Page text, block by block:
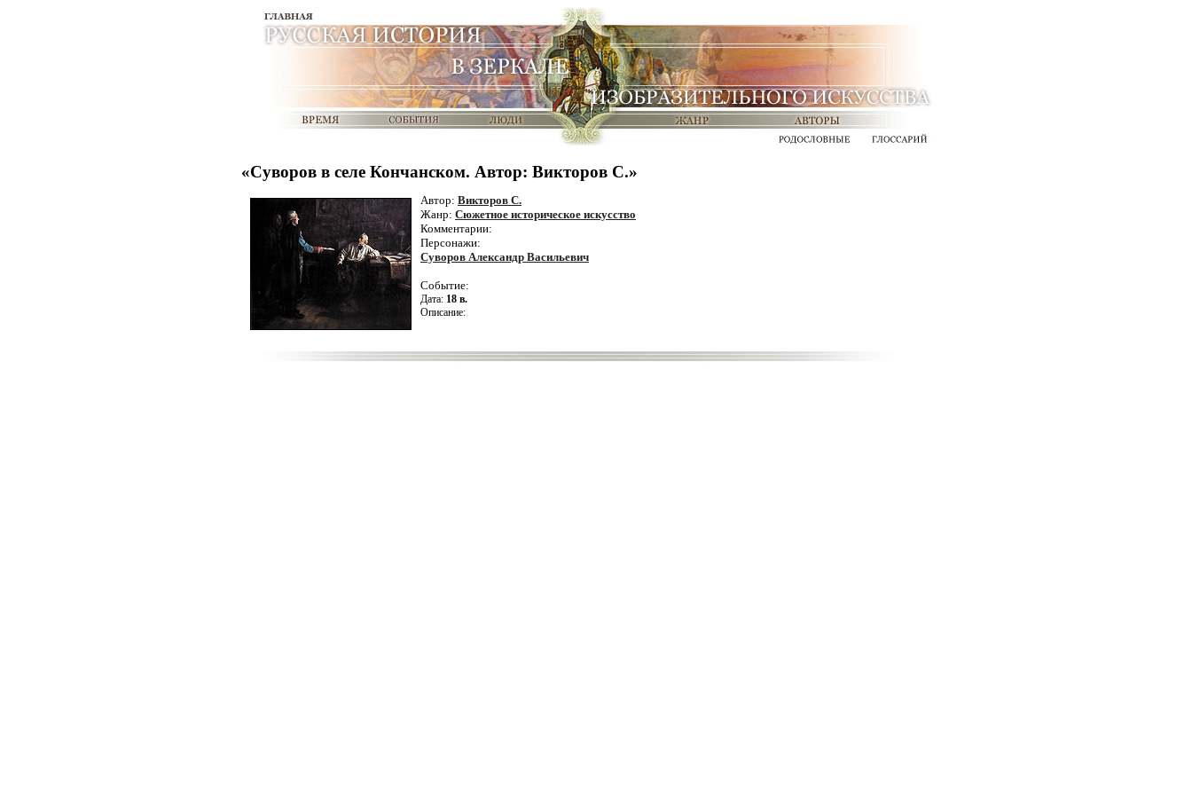
«Суворов в селе Кончанском. Автор: Викторов С.»
Автор: Викторов С.
Жанр: Сюжетное историческое искусство
Комментарии:
Персонажи:
Суворов Александр Васильевич
Событие:
Дата: 18 в.
Описание: